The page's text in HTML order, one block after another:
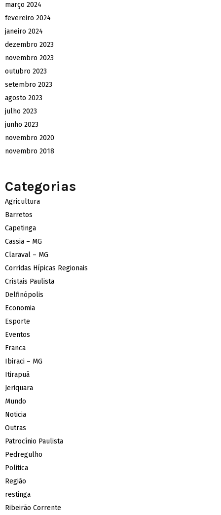
março 2024
fevereiro 2024
janeiro 2024
dezembro 2023
novembro 2023
outubro 2023
setembro 2023
agosto 2023
julho 2023
junho 2023
novembro 2020
novembro 2018
Categorias
Agricultura
Barretos
Capetinga
Cassia – MG
Claraval – MG
Corridas Hípicas Regionais
Cristais Paulista
Delfinópolis
Economia
Esporte
Eventos
Franca
Ibiraci – MG
Itirapuã
Jeriquara
Mundo
Noticia
Outras
Patrocínio Paulista
Pedregulho
Politica
Região
restinga
Ribeirão Corrente